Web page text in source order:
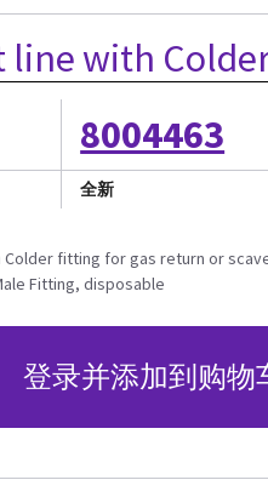
line with
8004463
全新
Colder fitting for gas return or
Fitting, disposable
登录并添加到购物